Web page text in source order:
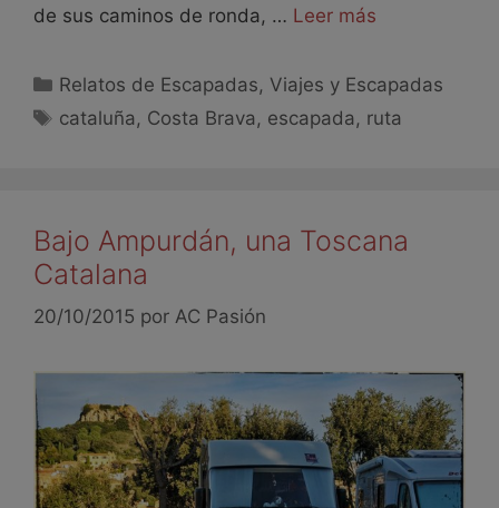
de sus caminos de ronda, … Leer más
Relatos de Escapadas, Viajes y Escapadas
cataluña , Costa Brava , escapada , ruta
Bajo Ampurdán, una Toscana
Catalana
20/10/2015 por AC Pasión